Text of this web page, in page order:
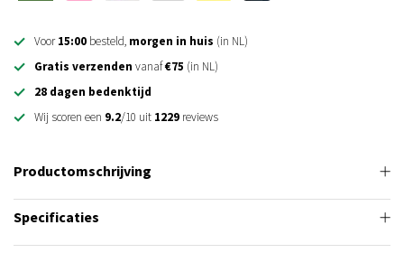
Voor15:00 besteld, morgen in huis (in NL)
Gratis verzenden vanaf€75 (in NL)
28 dagen bedenktijd
Wij scoren een 9.2/10 uit 1229 reviews
Productomschrijving
Specificaties